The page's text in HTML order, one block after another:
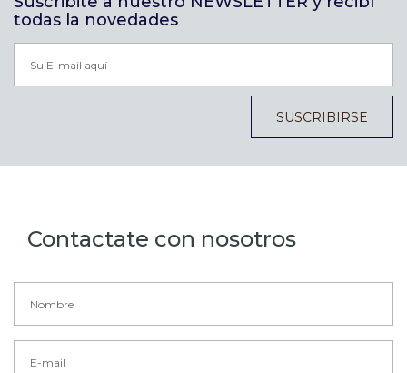
todas la novedades
SUSCRIBIRSE
Contactate con nosotros